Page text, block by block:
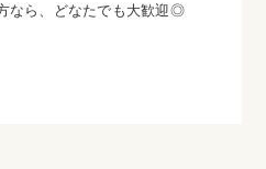
なら、どなたでも大歓迎◎